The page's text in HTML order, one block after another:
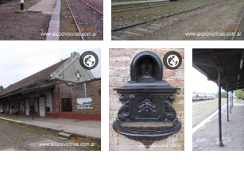
 